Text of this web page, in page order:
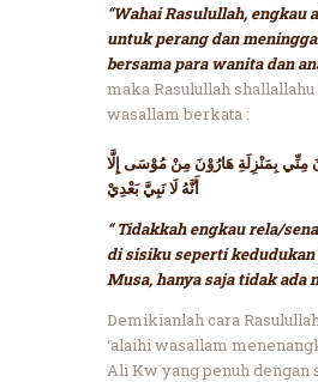
“Wahai Rasulullah, engkau
untuk perang dan
bersama para wanita dan
maka Rasulullah shallallahu
wasallam berkata :
مِنِّي بِمَنْزِلَةِ هَارُوْنَ مِنْ مُوْسَى إِلَّا
أَنَّهُ لَا نَبِيَّ بَعْدِيْ
“ Tidakkah engkau rela/
di sisiku seperti
Musa, hanya saja tidak ada
Demikianlah cara
‘alaihi wasallam
Ali Kw yang penuh dengan